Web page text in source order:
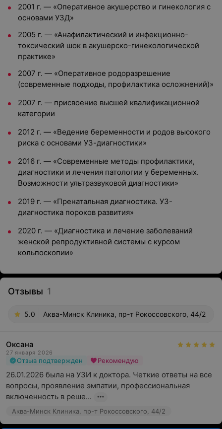
2001 г. — «Оперативное акушерство и гинекология с
основами УЗД»
2005 г. — «Анафилактический и инфекционно-
токсический шок в акушерско-гинекологической
практике»
2007 г. — «Оперативное родоразрешение
(современные подходы, профилактика осложнений)»
2007 г. — присвоение высшей квалификационной
категории
2012 г. — «Ведение беременности и родов высокого
риска с основами УЗ-диагностики»
2016 г. — «Современные методы профилактики,
диагностики и лечения патологии у беременных.
Возможности ультразвуковой диагностики»
2019 г. — «Пренатальная диагностика. УЗ-
диагностика пороков развития»
2020 г. — «Диагностика и лечение заболеваний
женской репродуктивной системы с курсом
кольпоскопии»
Отзывы 1
5.0 Аква-Минск Клиника, пр-т Рокоссовского, 44/2
Оксана
27 января 2026
Отзыв подтвержден Рекомендую
26.01.2026 была на УЗИ к доктора. Четкие ответы на все
вопросы, проявление эмпатии, профессиональная
включенность в реше...
Аква-Минск Клиника, пр-т Рокоссовского, 44/2